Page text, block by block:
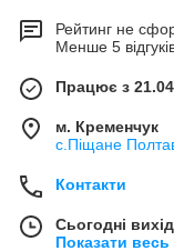
Рейтинг не
Менше 5
Працює з
м. Кременчук
с.Піщане
Контакти
Сьогодні
Показати